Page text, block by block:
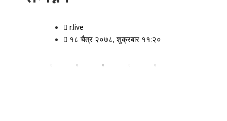
r.live
१८ चैत्र २०७८, शुक्रबार ११:२०